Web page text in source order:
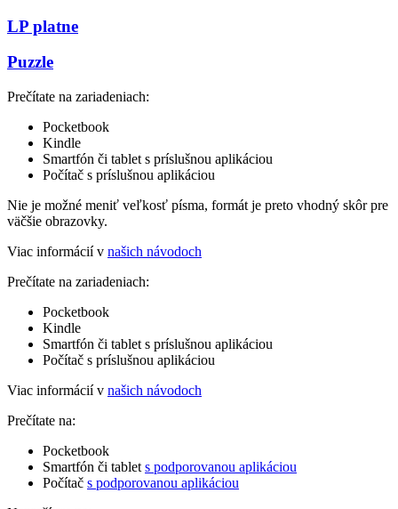
LP platne
Puzzle
Prečítate na zariadeniach:
Pocketbook
Kindle
Smartfón či tablet s príslušnou aplikáciou
Počítač s príslušnou aplikáciou
Nie je možné meniť veľkosť písma, formát je preto vhodný skôr pre
väčšie obrazovky.
Viac informácií v našich návodoch
Prečítate na zariadeniach:
Pocketbook
Kindle
Smartfón či tablet s príslušnou aplikáciou
Počítač s príslušnou aplikáciou
Viac informácií v našich návodoch
Prečítate na:
Pocketbook
Smartfón či tablet s podporovanou aplikáciou
Počítač s podporovanou aplikáciou